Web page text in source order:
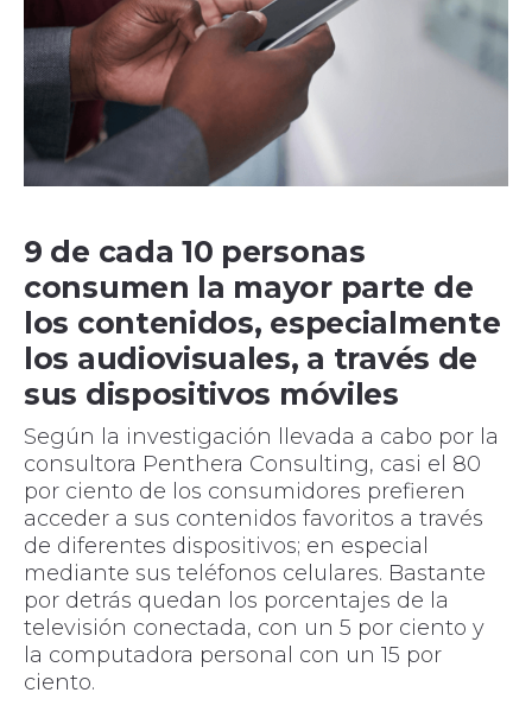
9 de cada 10 personas
consumen la mayor parte de
los contenidos, especialmente
los audiovisuales, a través de
sus dispositivos móviles
Según la investigación llevada a cabo por la
consultora Penthera Consulting, casi el 80
por ciento de los consumidores prefieren
acceder a sus contenidos favoritos a través
de diferentes dispositivos; en especial
mediante sus teléfonos celulares. Bastante
por detrás quedan los porcentajes de la
televisión conectada, con un 5 por ciento y
la computadora personal con un 15 por
ciento.